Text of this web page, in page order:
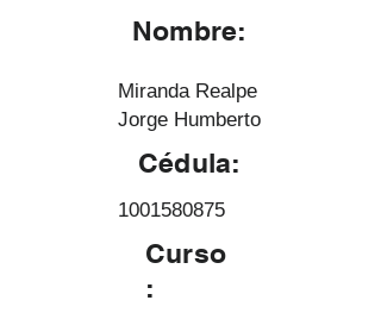
Nombre:
Miranda Realpe
Jorge Humberto
Cédula:
1001580875
Curso
: